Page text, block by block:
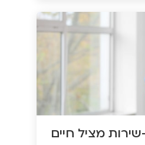
מציל חיים